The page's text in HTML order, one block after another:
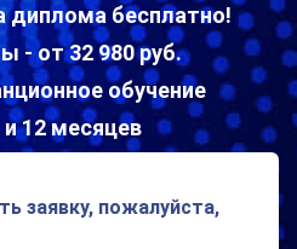
диплома бесплатно!
- от 32 980 руб.
обучение
и 12 месяцев
заявку, пожалуйста,